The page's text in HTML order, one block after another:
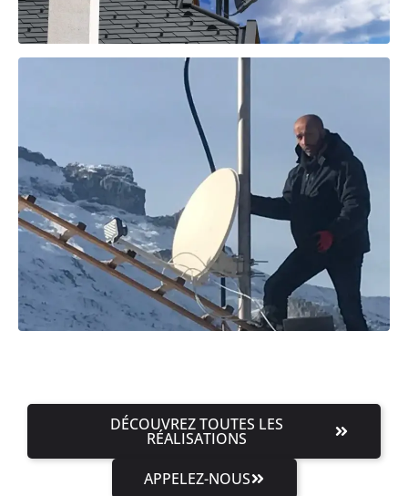
DÉCOUVREZ TOUTES LES
RÉALISATIONS
APPELEZ-NOUS